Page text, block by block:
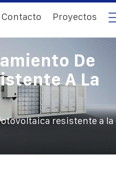
Contacto Proyectos
De
A La
resistente a la